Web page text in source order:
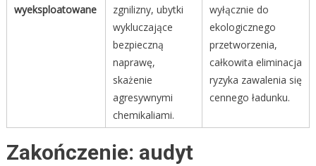
wyeksploatowane
zgnilizny, ubytki
wykluczające
bezpieczną
naprawę,
skażenie
agresywnymi
chemikaliami.
wyłącznie do
ekologicznego
przetworzenia,
całkowita eliminacja
ryzyka zawalenia się
cennego ładunku.
Zakończenie: audyt